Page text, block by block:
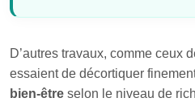
D’autres travaux, comme ceux
essaient de décortiquer
bien‑être selon le niveau de